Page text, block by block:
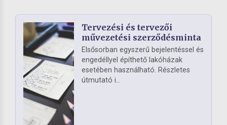
Tervezési és tervezői
művezetési szerződésminta
Elsősorban egyszerű bejelentéssel és
engedéllyel építhető lakóházak
esetében használható. Részletes
útmutató i...